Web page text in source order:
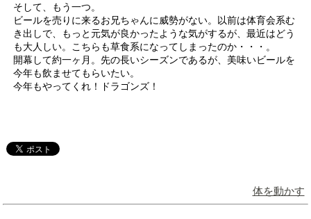
そして、もう一つ。
ビールを売りに来るお兄ちゃんに威勢がない。以前は体育会系む
き出しで、もっと元気が良かったような気がするが、最近はどう
も大人しい。こちらも草食系になってしまったのか・・・。
開幕して約一ヶ月。先の長いシーズンであるが、美味いビールを
今年も飲ませてもらいたい。
今年もやってくれ！ドラゴンズ！
体を動かす